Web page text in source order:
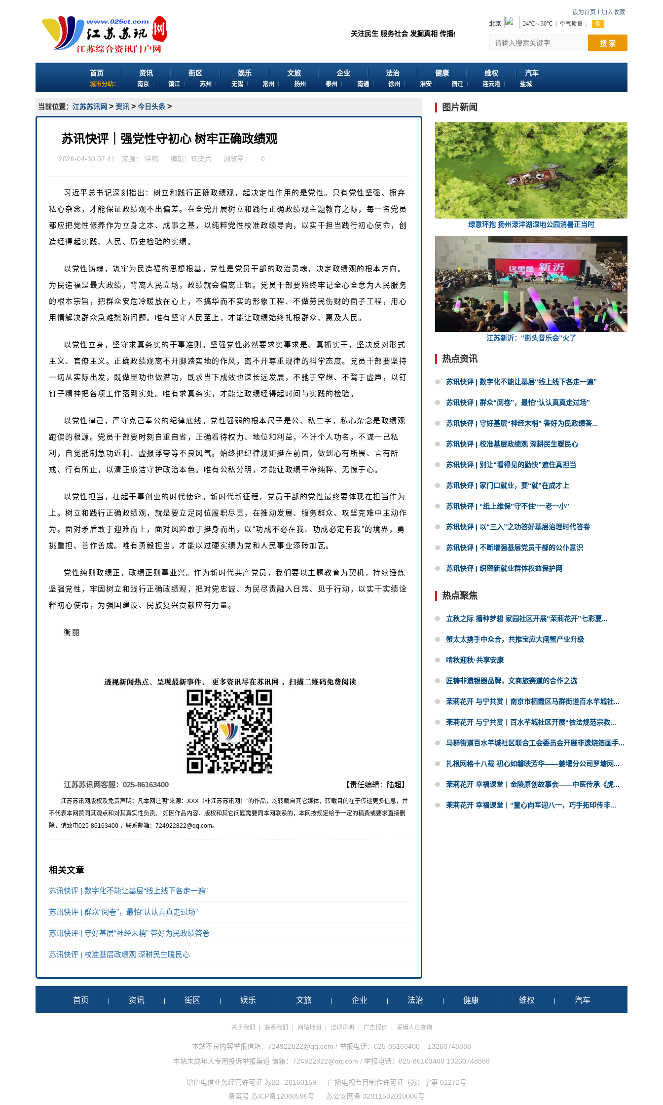
设为首页 加入收藏
关注民生 服务社会 发掘真相 传播价值 感谢您浏览江苏苏讯网。 欢迎投稿：邮箱724922822@qq.com
搜 索
首页 资讯 街区 娱乐 文旅 企业 法治 健康 维权 汽车
城市分站： 南京 镇江 苏州 无锡 常州 扬州 泰州 南通 徐州 淮安 宿迁 连云港 盐城
当前位置： 江苏苏讯网 > 资讯 > 今日头条 >
苏讯快评｜强党性守初心 树牢正确政绩观
2026-04-30 07:41 来源： 供稿 编辑：玖柒六 浏览量： 0
习近平总书记深刻指出：树立和践行正确政绩观，起决定性作用的是党性。只有党性坚强、摒弃
私心杂念，才能保证政绩观不出偏差。在全党开展树立和践行正确政绩观主题教育之际，每一名党员
都应把党性修养作为立身之本、成事之基，以纯粹党性校准政绩导向，以实干担当践行初心使命，创
造经得起实践、人民、历史检验的实绩。
以党性铸魂，筑牢为民造福的思想根基。党性是党员干部的政治灵魂，决定政绩观的根本方向。
为民造福是最大政绩，背离人民立场，政绩就会偏离正轨。党员干部要始终牢记全心全意为人民服务
的根本宗旨，把群众安危冷暖放在心上，不搞华而不实的形象工程、不做劳民伤财的面子工程，用心
用情解决群众急难愁盼问题。唯有坚守人民至上，才能让政绩始终扎根群众、惠及人民。
以党性立身，坚守求真务实的干事准则。坚强党性必然要求实事求是、真抓实干，坚决反对形式
主义、官僚主义。正确政绩观离不开脚踏实地的作风，离不开尊重规律的科学态度。党员干部要坚持
一切从实际出发，既做显功也做潜功，既求当下成效也谋长远发展，不驰于空想、不骛于虚声，以钉
钉子精神把各项工作落到实处。唯有求真务实，才能让政绩经得起时间与实践的检验。
以党性律己，严守克己奉公的纪律底线。党性强弱的根本尺子是公、私二字，私心杂念是政绩观
跑偏的根源。党员干部要时刻自重自省，正确看待权力、地位和利益，不计个人功名，不谋一己私
利，自觉抵制急功近利、虚报浮夸等不良风气。始终把纪律规矩挺在前面，做到心有所畏、言有所
戒、行有所止，以清正廉洁守护政治本色。唯有公私分明，才能让政绩干净纯粹、无愧于心。
以党性担当，扛起干事创业的时代使命。新时代新征程，党员干部的党性最终要体现在担当作为
上。树立和践行正确政绩观，就是要立足岗位履职尽责，在推动发展、服务群众、攻坚克难中主动作
为。面对矛盾敢于迎难而上，面对风险敢于挺身而出，以“功成不必在我、功成必定有我”的境界，勇
挑重担、善作善成。唯有勇毅担当，才能以过硬实绩为党和人民事业添砖加瓦。
党性纯则政绩正，政绩正则事业兴。作为新时代共产党员，我们要以主题教育为契机，持续锤炼
坚强党性，牢固树立和践行正确政绩观，把对党忠诚、为民尽责融入日常、见于行动，以实干实绩诠
释初心使命，为强国建设、民族复兴贡献应有力量。
衡丽
江苏苏讯网客服：025-86163400 【责任编辑：陆超】
江苏苏讯网版权及免责声明：凡本网注明“来源：XXX（非江苏苏讯网）”的作品，均转载自其它媒体，转载目的在于传递更多信息，并
不代表本网赞同其观点和对其真实性负责。 如因作品内容、版权和其它问题需要同本网联系的，本网按规定给予一定的稿费或要求直接删
除，请致电025-86163400 ，联系邮箱：724922822@qq.com。
相关文章
苏讯快评 | 数字化不能让基层“线上线下各走一遍”
苏讯快评 | 群众“阅卷”，最怕“认认真真走过场”
苏讯快评 | 守好基层“神经末梢” 答好为民政绩答卷
苏讯快评 | 校准基层政绩观 深耕民生暖民心
图片新闻
绿意环抱 扬州渌洋湖湿地公园消暑正当时
江苏新沂：“街头音乐会”火了
热点资讯
苏讯快评 | 数字化不能让基层“线上线下各走一遍”
苏讯快评 | 群众“阅卷”，最怕“认认真真走过场”
苏讯快评 | 守好基层“神经末梢” 答好为民政绩答...
苏讯快评 | 校准基层政绩观 深耕民生暖民心
苏讯快评 | 别让“看得见的勤快”遮住真担当
苏讯快评 | 家门口就业，要“就”在成才上
苏讯快评 | “纸上维保”守不住“一老一小”
苏讯快评 | 以“三入”之功答好基层治理时代答卷
苏讯快评 | 不断增强基层党员干部的公仆意识
苏讯快评 | 织密新就业群体权益保护网
热点聚焦
立秋之际 播种梦想 家园社区开展“茉莉花开”七彩夏...
蟹太太携手中众合，共推宝应大闸蟹产业升级
啃秋迎秋·共享安康
匠铸非遗银器品牌，文商旅赛道的合作之选
茉莉花开 与宁共赏丨南京市栖霞区马群街道百水芊城社...
茉莉花开 与宁共赏丨百水芊城社区开展“依法规范宗教...
马群街道百水芊城社区联合工会委员会开展非遗烧箔画手...
扎根网格十八载 初心如磐映芳华——姜堰分公司罗塘网...
茉莉花开 幸福课堂丨金陵原创故事会——中医传承《虎...
茉莉花开 幸福课堂丨“童心向军迎八一，巧手拓印传非...
首页 资讯 街区 娱乐 文旅 企业 法治 健康 维权 汽车
关于我们 联系我们 网站地图 法律声明 广告报价 采编人员查询
本站不良内容举报信箱：724922822@qq.com / 举报电话：025-86163400 13260748888
本站未成年人专用投诉举报渠道 信箱：724922822@qq.com / 举报电话：025-86163400 13260748888
增值电信业务经营许可证 苏B2--20160159
广播电视节目制作许可证（苏）字第 01272号
备案号 苏ICP备12080596号
苏公安网备 32011502010006号